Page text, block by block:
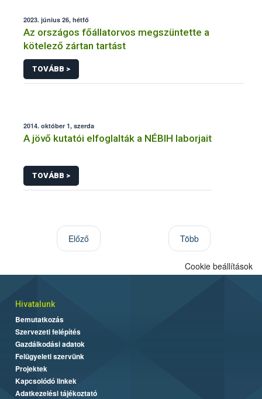
2023. június 26, hétfő
Az országos főállatorvos megszüntette a
kötelező zártan tartást
TOVÁBB >
2014. október 1, szerda
A jövő kutatói elfoglalták a NÉBIH laborjait
TOVÁBB >
Előző Több
Cookie beállítások
Hivatalunk
Bemutatkozás
Szervezeti felépítés
Gazdálkodási adatok
Felügyeleti szervünk
Projektek
Kapcsolódó linkek
Adatkezelési tájékoztató